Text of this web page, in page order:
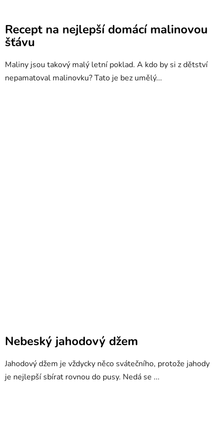
Recept na nejlepší domácí malinovou
šťávu
Maliny jsou takový malý letní poklad. A kdo by si z dětství
nepamatoval malinovku? Tato je bez umělý...
Nebeský jahodový džem
Jahodový džem je vždycky něco svátečního, protože jahody
je nejlepší sbírat rovnou do pusy. Nedá se ...